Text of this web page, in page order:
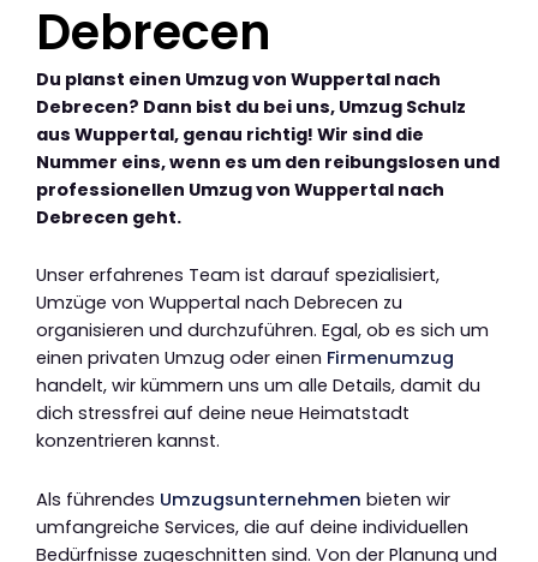
Debrecen
Du planst einen Umzug von Wuppertal nach
Debrecen? Dann bist du bei uns, Umzug Schulz
aus Wuppertal, genau richtig! Wir sind die
Nummer eins, wenn es um den reibungslosen und
professionellen Umzug von Wuppertal nach
Debrecen geht.
Unser erfahrenes Team ist darauf spezialisiert,
Umzüge von Wuppertal nach Debrecen zu
organisieren und durchzuführen. Egal, ob es sich um
einen privaten Umzug oder einen Firmenumzug
handelt, wir kümmern uns um alle Details, damit du
dich stressfrei auf deine neue Heimatstadt
konzentrieren kannst.
Als führendes Umzugsunternehmen bieten wir
umfangreiche Services, die auf deine individuellen
Bedürfnisse zugeschnitten sind. Von der Planung und